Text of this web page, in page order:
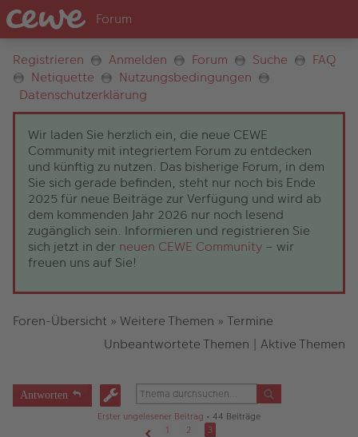
Registrieren Anmelden Forum Suche
FAQ
Netiquette
Nutzungsbedingungen
Datenschutzerklärung
Wir laden Sie herzlich ein, die neue CEWE
Community mit integriertem Forum zu entdecken
und künftig zu nutzen. Das bisherige Forum, in dem
Sie sich gerade befinden, steht nur noch bis Ende
2025 für neue Beiträge zur Verfügung und wird ab
dem kommenden Jahr 2026 nur noch lesend
zugänglich sein. Informieren und registrieren Sie
sich jetzt in der neuen CEWE Community – wir
freuen uns auf Sie!
Foren-Übersicht » Weitere Themen » Termine
Unbeantwortete Themen | Aktive Themen
Antworten
Erster ungelesener Beitrag • 44 Beiträge
1 2 3